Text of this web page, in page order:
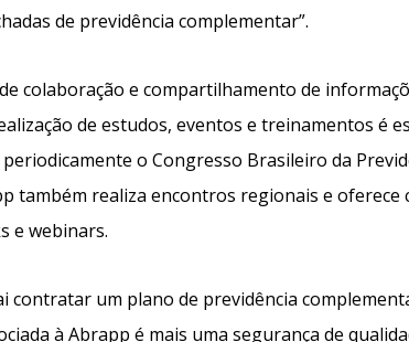
de previdência complementar”.
colaboração e compartilhamento de
de estudos, eventos e treinamentos é
o Congresso Brasileiro da
também realiza encontros regionais e
e webinars.
contratar um plano de previdência
à Abrapp é mais uma segurança de